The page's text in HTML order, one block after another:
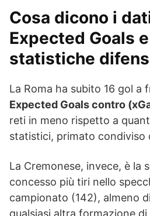
Cosa dicono i
Expected Goals
statistiche
La Roma ha subito 16 gol a
Expected Goals contro
reti in meno rispetto a
statistici, primato condiviso
La Cremonese, invece, è la
concesso più tiri nello
campionato (142), almeno
qualsiasi altra formazione di